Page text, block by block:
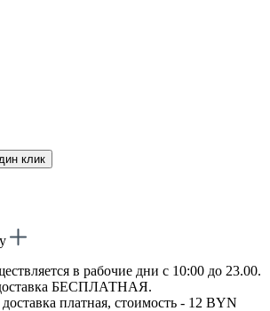
клик
в рабочие дни с 10:00 до 23.00.
БЕСПЛАТНАЯ.
платная, стоимость - 12 BYN